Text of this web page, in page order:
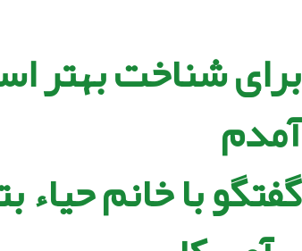
براى شناخت بهتر
آمدم‏
گفتگو با خانم حیاء